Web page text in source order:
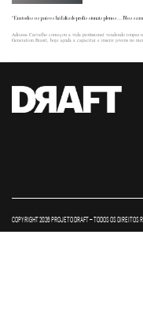
“Em todos os países há falta de profissionais plenos… Nossa
Adriana Carvalho começou a vida profissional vendendo
Generation Brasil, hoje ajuda a capacitar e inserir jovens no
COPYRIGHT 2026 PROJETO DRAFT – TODOS OS DIREITOS